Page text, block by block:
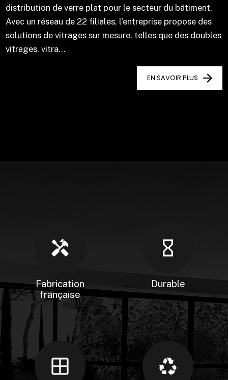
distribution de verre plat pour le secteur du bâtiment.
Avec un réseau de 22 filiales, l'entreprise propose des
solutions de vitrages sur mesure, telles que des doubles
vitrages, vitra...
EN SAVOIR PLUS
handyman
Fabrication
française
hourglass_empty
Durable
window recycling